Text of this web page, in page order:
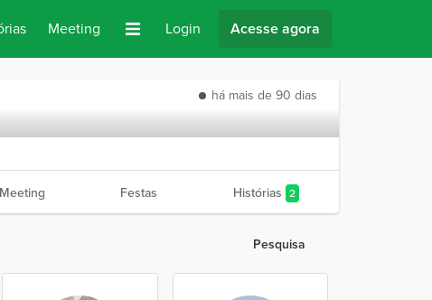
Meeting Login Acesse agora
há mais de 90 dias
Meeting Festas Histórias 2
Pesquisa